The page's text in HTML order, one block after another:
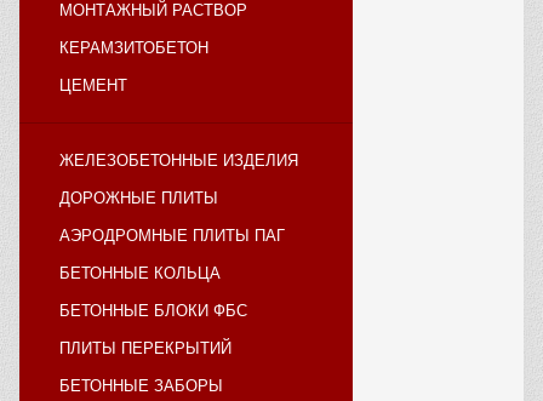
МОНТАЖНЫЙ РАСТВОР
КЕРАМЗИТОБЕТОН
ЦЕМЕНТ
ЖЕЛЕЗОБЕТОННЫЕ ИЗДЕЛИЯ
ДОРОЖНЫЕ ПЛИТЫ
АЭРОДРОМНЫЕ ПЛИТЫ ПАГ
БЕТОННЫЕ КОЛЬЦА
БЕТОННЫЕ БЛОКИ ФБС
ПЛИТЫ ПЕРЕКРЫТИЙ
БЕТОННЫЕ ЗАБОРЫ